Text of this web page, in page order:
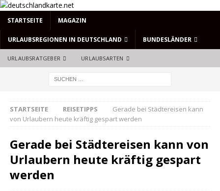
STARTSEITE MAGAZIN
URLAUBSREGIONEN IN DEUTSCHLAND BUNDESLÄNDER
URLAUBSRATGEBER URLAUBSARTEN
STARTSEITE REISETIPPS
Gerade bei Städtereisen kann
von Urlaubern heute kräftig gespart werden
Gerade bei Städtereisen kann von
Urlaubern heute kräftig gespart
werden